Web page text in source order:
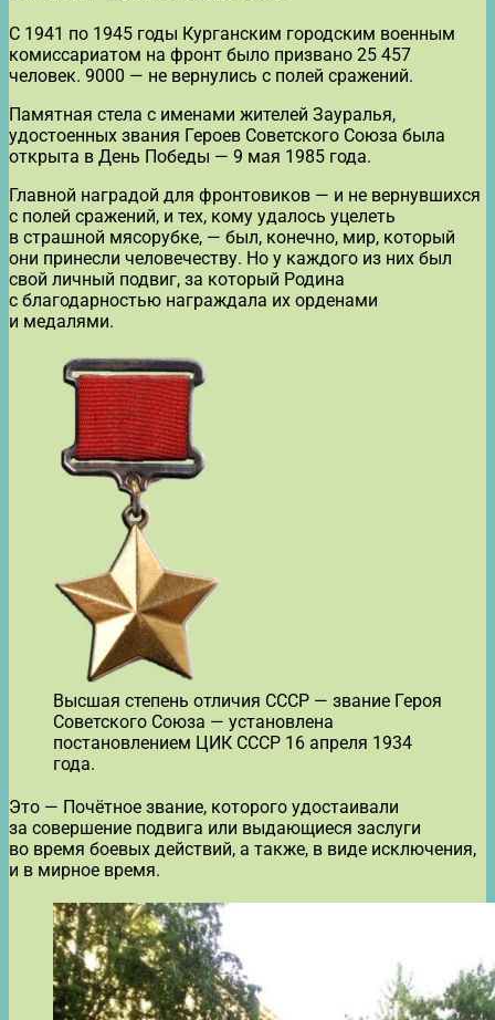
С 1941 по 1945 годы Курганским городским военным
комиссариатом на фронт было призвано 25 457
человек. 9000 — не вернулись с полей сражений.
Памятная стела с именами жителей Зауралья,
удостоенных звания Героев Советского Союза была
открыта в День Победы — 9 мая 1985 года.
Главной наградой для фронтовиков — и не вернувшихся
с полей сражений, и тех, кому удалось уцелеть
в страшной мясорубке, — был, конечно, мир, который
они принесли человечеству. Но у каждого из них был
свой личный подвиг, за который Родина
с благодарностью награждала их орденами
и медалями.
Высшая степень отличия СССР — звание Героя
Советского Союза — установлена
постановлением ЦИК СССР 16 апреля 1934
года.
Это — Почётное звание, которого удостаивали
за совершение подвига или выдающиеся заслуги
во время боевых действий, а также, в виде исключения,
и в мирное время.